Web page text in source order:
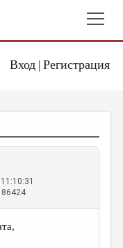
Вход| Регистрация